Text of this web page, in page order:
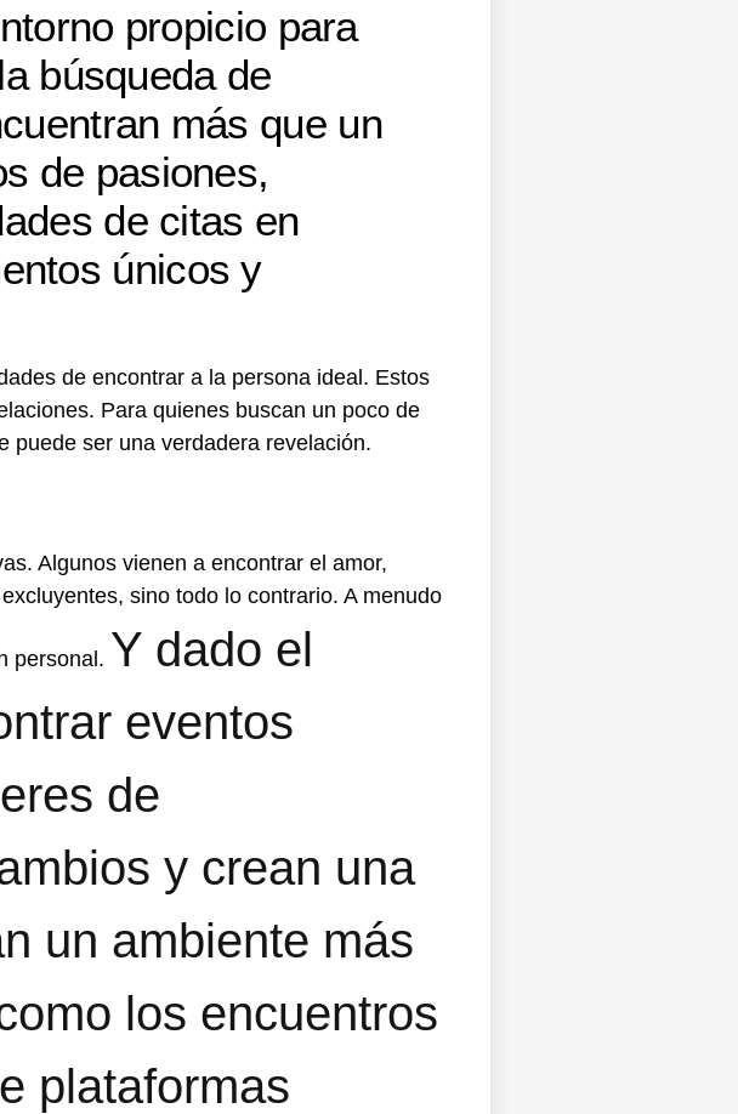
propicio para
búsqueda de
más que un
de pasiones,
de citas en
únicos y
de encontrar a la persona ideal. Estos
Para quienes buscan un poco de
puede ser una verdadera revelación.
Algunos vienen a encontrar el amor,
sino todo lo contrario. A menudo
personal. Y dado el
eventos
de
y crean una
un ambiente más
los encuentros
plataformas